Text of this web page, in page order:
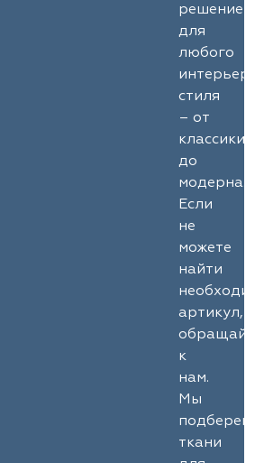
решение
для
любого
стиля
– от
классики
до
модерна.
Если
не
можете
найти
артикул,
к
нам.
Мы
подберем
ткани